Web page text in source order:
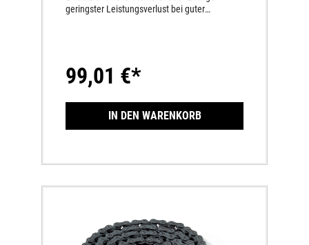
geringster Leistungsverlust bei guter
99,01 €*
IN DEN WARENKORB